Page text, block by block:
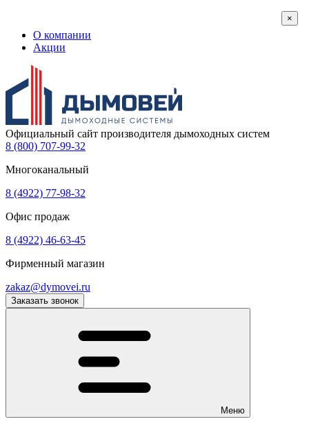
О компании
Акции
Официальный сайт производителя дымоходных систем
8 (800) 707-99-32
Многоканальный
8 (4922) 77-98-32
Офис продаж
8 (4922) 46-63-45
Фирменный магазин
zakaz@dymovei.ru
Заказать звонок
Меню
×